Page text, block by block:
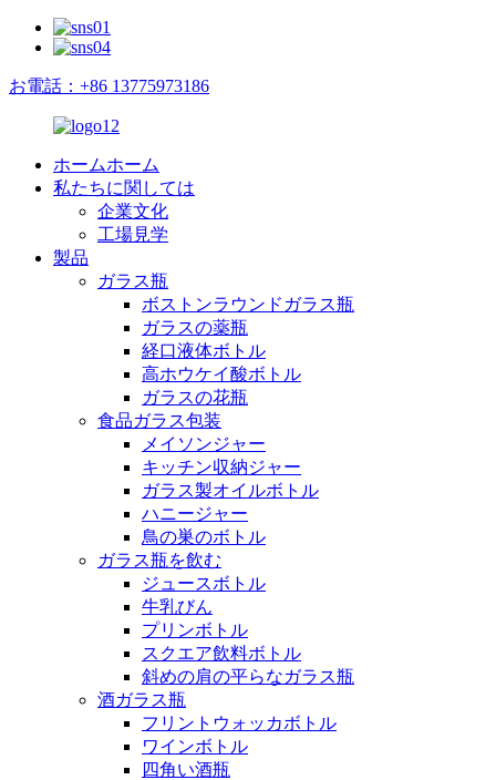
お電話：+86 13775973186
ホームホーム
私たちに関しては
企業文化
工場見学
製品
ガラス瓶
ボストンラウンドガラス瓶
ガラスの薬瓶
経口液体ボトル
高ホウケイ酸ボトル
ガラスの花瓶
食品ガラス包装
メイソンジャー
キッチン収納ジャー
ガラス製オイルボトル
ハニージャー
鳥の巣のボトル
ガラス瓶を飲む
ジュースボトル
牛乳びん
プリンボトル
スクエア飲料ボトル
斜めの肩の平らなガラス瓶
酒ガラス瓶
フリントウォッカボトル
ワインボトル
四角い酒瓶